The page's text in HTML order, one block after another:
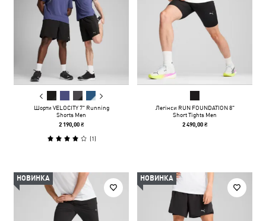
Шорти VELOCITY 7" Running
Shorts Men
2 190,00 ₴
(1)
Легінси RUN FOUNDATION 8"
Short Tights Men
2 490,00 ₴
НОВИНКА НОВИНКА